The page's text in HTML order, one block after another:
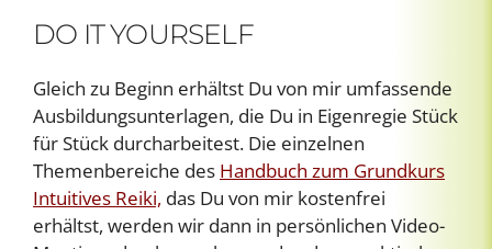
DO IT YOURSELF
Gleich zu Beginn erhältst Du von mir umfassende
Ausbildungsunterlagen, die Du in Eigenregie Stück
für Stück durcharbeitest. Die einzelnen
Themenbereiche des Handbuch zum Grundkurs
Intuitives Reiki, das Du von mir kostenfrei
erhältst, werden wir dann in persönlichen Video-